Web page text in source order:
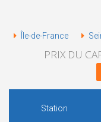
Île-de-France
PRIX DU
Station